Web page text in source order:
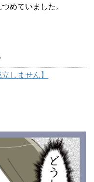
めていました。
しません】